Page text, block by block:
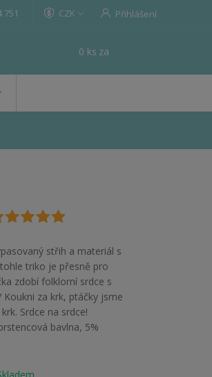
CZK Přihlášení
751
0 ks za
střih a materiál s
tohle triko je přesně pro
zdobí folklorní srdce s
Koukni za krk, ptáčky jsme
Srdce na srdce!
bavlna, 5%